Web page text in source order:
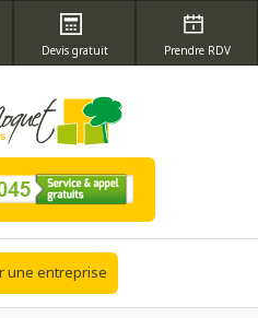
Devis gratuit Prendre RDV
une entreprise